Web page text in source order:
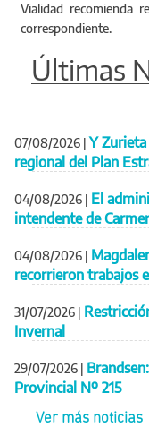
Vialidad recomienda
correspondiente.
Últimas
07/08/2026 | Y
regional del Plan
04/08/2026 | El
intendente de
04/08/2026 |
recorrieron trabajos
31/07/2026 |
Invernal
29/07/2026 |
Provincial Nº 215
Ver más noticias